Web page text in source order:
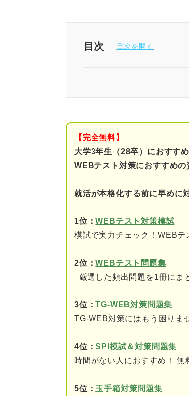
目次
「判断推理」練習問
問題2（難易
問題3（難易
問題5（難易
問題7（難易
問題9（難易
【完全無料】
大学3年生（28卒）におすすめ
WEBテスト対策におすすめの
就活が本格化する前に早めに
1位：WEBテスト対策模試
模試で実力チェック！WEB
2位：WEBテスト問題集
厳選した頻出問題を1冊にま
3位：TG-WEB対策問題集
TG-WEB対策にはもう困りま
4位：SPI模試＆対策問題集
時間がない人におすすめ！
5位： 玉手箱対策問題集